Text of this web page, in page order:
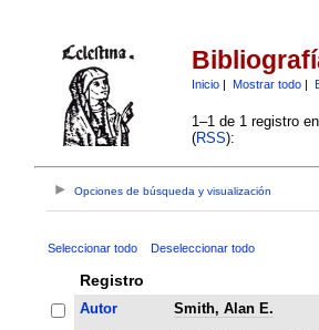
Inicio| Mostrar todo|
1–1 de 1 registro
(RSS):
Opciones de búsqueda y visualización
Seleccionar todo Deseleccionar todo
Registro
Autor
Smith, Alan E.